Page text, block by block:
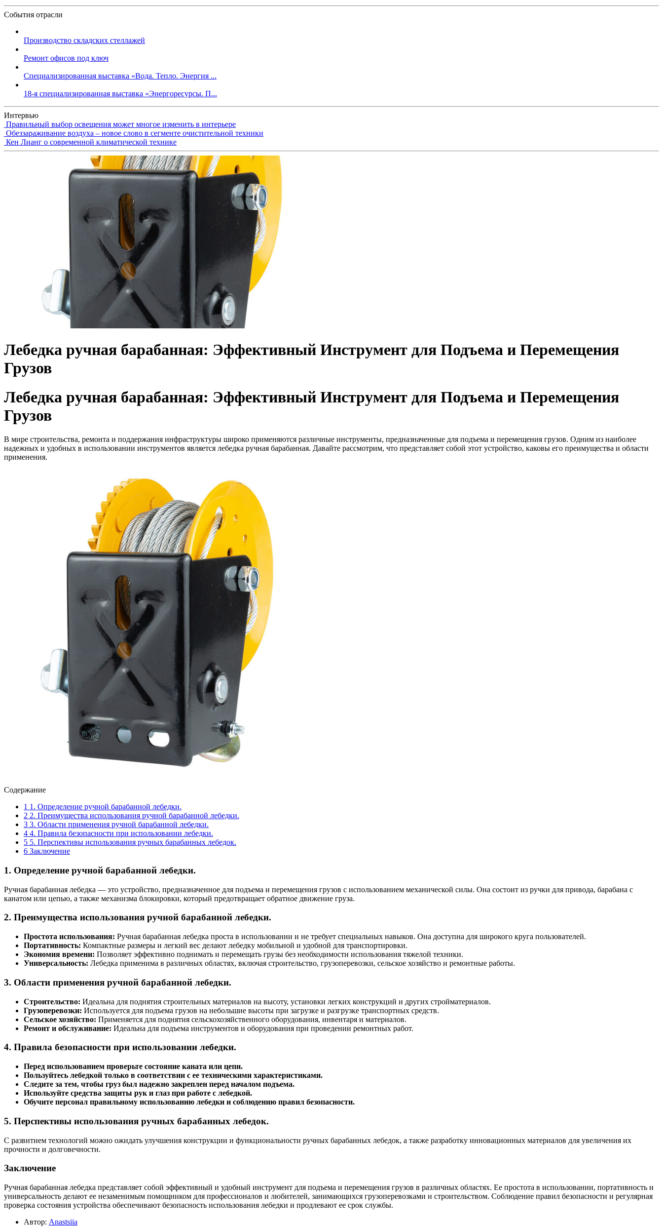
События отрасли
Производство складских стеллажей
Ремонт офисов под ключ
Специализированная выставка «Вода. Тепло. Энергия ...
18-я специализированная выставка «Энергоресурсы. П...
Интервью
Правильный выбор освещения может многое изменить в интерьере
Обеззараживание воздуха – новое слово в сегменте очистительной техники
Кен Лианг о современной климатической технике
Лебедка ручная барабанная: Эффективный Инструмент для Подъема и Перемещения
Грузов
Лебедка ручная барабанная: Эффективный Инструмент для Подъема и Перемещения
Грузов
В мире строительства, ремонта и поддержания инфраструктуры широко применяются различные инструменты, предназначенные для подъема и перемещения грузов. Одним из наиболее
надежных и удобных в использовании инструментов является лебедка ручная барабанная. Давайте рассмотрим, что представляет собой этот устройство, каковы его преимущества и области
применения.
Содержание
1 1. Определение ручной барабанной лебедки.
2 2. Преимущества использования ручной барабанной лебедки.
3 3. Области применения ручной барабанной лебедки.
4 4. Правила безопасности при использовании лебедки.
5 5. Перспективы использования ручных барабанных лебедок.
6 Заключение
1. Определение ручной барабанной лебедки.
Ручная барабанная лебедка — это устройство, предназначенное для подъема и перемещения грузов с использованием механической силы. Она состоит из ручки для привода, барабана с
канатом или цепью, а также механизма блокировки, который предотвращает обратное движение груза.
2. Преимущества использования ручной барабанной лебедки.
Простота использования: Ручная барабанная лебедка проста в использовании и не требует специальных навыков. Она доступна для широкого круга пользователей.
Портативность: Компактные размеры и легкий вес делают лебедку мобильной и удобной для транспортировки.
Экономия времени: Позволяет эффективно поднимать и перемещать грузы без необходимости использования тяжелой техники.
Универсальность: Лебедка применима в различных областях, включая строительство, грузоперевозки, сельское хозяйство и ремонтные работы.
3. Области применения ручной барабанной лебедки.
Строительство: Идеальна для поднятия строительных материалов на высоту, установки легких конструкций и других стройматериалов.
Грузоперевозки: Используется для подъема грузов на небольшие высоты при загрузке и разгрузке транспортных средств.
Сельское хозяйство: Применяется для поднятия сельскохозяйственного оборудования, инвентаря и материалов.
Ремонт и обслуживание: Идеальна для подъема инструментов и оборудования при проведении ремонтных работ.
4. Правила безопасности при использовании лебедки.
Перед использованием проверьте состояние каната или цепи.
Пользуйтесь лебедкой только в соответствии с ее техническими характеристиками.
Следите за тем, чтобы груз был надежно закреплен перед началом подъема.
Используйте средства защиты рук и глаз при работе с лебедкой.
Обучите персонал правильному использованию лебедки и соблюдению правил безопасности.
5. Перспективы использования ручных барабанных лебедок.
С развитием технологий можно ожидать улучшения конструкции и функциональности ручных барабанных лебедок, а также разработку инновационных материалов для увеличения их
прочности и долговечности.
Заключение
Ручная барабанная лебедка представляет собой эффективный и удобный инструмент для подъема и перемещения грузов в различных областях. Ее простота в использовании, портативность и
универсальность делают ее незаменимым помощником для профессионалов и любителей, занимающихся грузоперевозками и строительством. Соблюдение правил безопасности и регулярная
проверка состояния устройства обеспечивают безопасность использования лебедки и продлевают ее срок службы.
Автор: Anastsiia